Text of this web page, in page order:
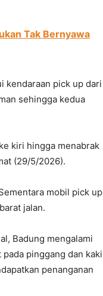
Tak Bernyawa
kendaraan pick up dari
sehingga kedua
kiri hingga menabrak
(29/5/2026).
mobil pick up
jalan.
Badung mengalami
pinggang dan kaki
penanganan